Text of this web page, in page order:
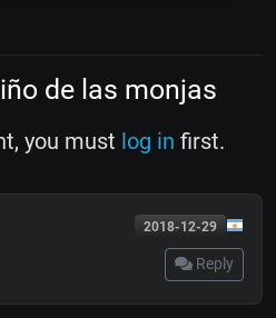
de las monjas
you must log in first.
2018-12-29
Reply